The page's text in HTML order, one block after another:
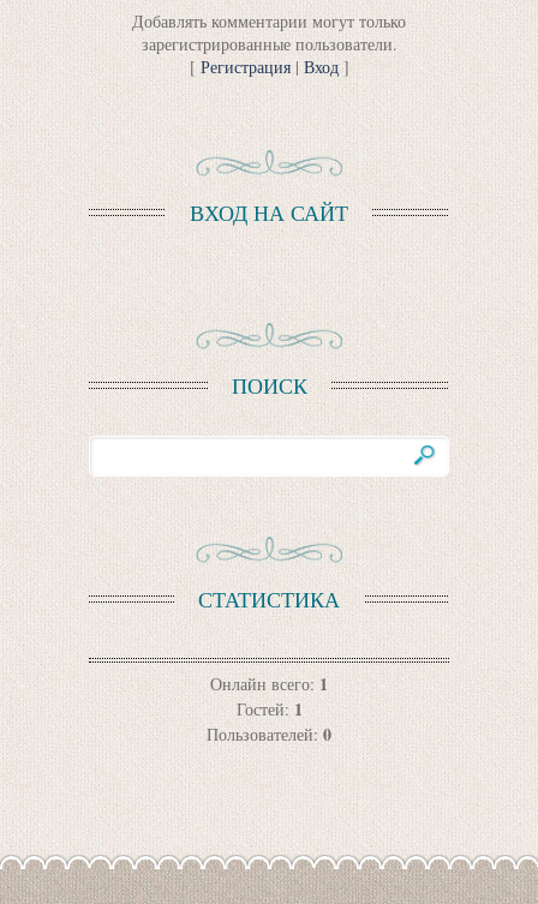
Добавлять комментарии могут только
зарегистрированные пользователи.
[ Регистрация| Вход]
ВХОД НА САЙТ
ПОИСК
СТАТИСТИКА
Онлайн всего:1
Гостей: 1
Пользователей: 0